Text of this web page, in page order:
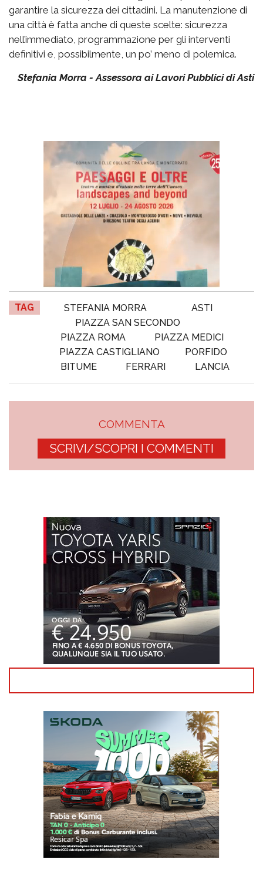
garantire la sicurezza dei cittadini. La manutenzione di
una città è fatta anche di queste scelte: sicurezza
nell’immediato, programmazione per gli interventi
definitivi e, possibilmente, un po’ meno di polemica.
Stefania Morra - Assessora ai Lavori Pubblici di Asti
TAG STEFANIA MORRA
ASTI
PIAZZA SAN SECONDO
PIAZZA ROMA
PIAZZA MEDICI
PIAZZA CASTIGLIANO
PORFIDO
BITUME
FERRARI LANCIA
COMMENTA
SCRIVI/SCOPRI I COMMENTI